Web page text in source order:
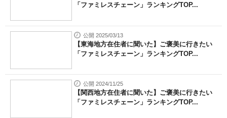
「ファミレスチェーン」ランキングTOP...
公開 2025/03/13
【東海地方在住者に聞いた】ご褒美に行きたい
「ファミレスチェーン」ランキングTOP...
公開 2024/11/25
【関西地方在住者に聞いた】ご褒美に行きたい
「ファミレスチェーン」ランキングTOP...